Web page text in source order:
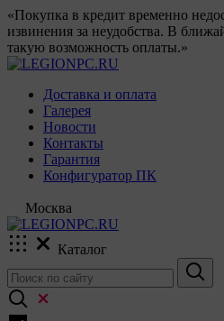
«Покупка в кредит временно
извинения за неудобства. В
такую возможность оплаты.»
Доставка и оплата
Галерея
Новости
Контакты
Гарантия
Конфигуратор ПК
Москва
Каталог